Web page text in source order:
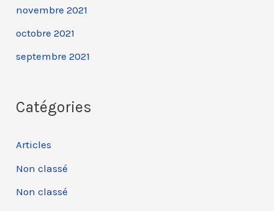
novembre 2021
octobre 2021
septembre 2021
Catégories
Articles
Non classé
Non classé